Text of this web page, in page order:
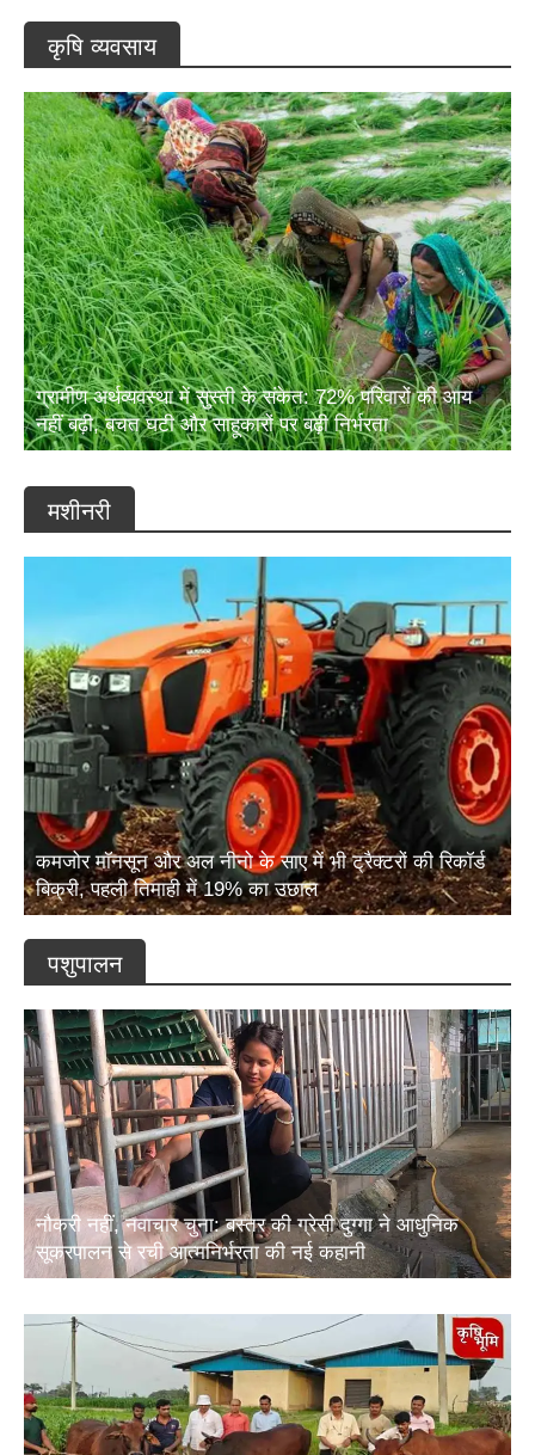
कृषि व्यवसाय
ग्रामीण अर्थव्यवस्था में सुस्ती के संकेत: 72% परिवारों की आय
नहीं बढ़ी, बचत घटी और साहूकारों पर बढ़ी निर्भरता
मशीनरी
कमजोर मॉनसून और अल नीनो के साए में भी ट्रैक्टरों की रिकॉर्ड
बिक्री, पहली तिमाही में 19% का उछाल
पशुपालन
नौकरी नहीं, नवाचार चुना: बस्तर की ग्रेसी दुग्गा ने आधुनिक
सूकरपालन से रची आत्मनिर्भरता की नई कहानी